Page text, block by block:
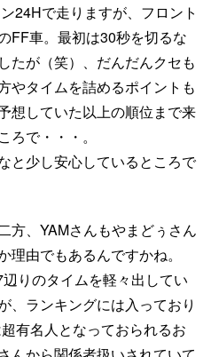
24Hで走りますが、フロント
FF車。最初は30秒を切るな
たが（笑）、だんだんクセも
やタイムを詰めるポイントも
想していた以上の順位まで来
で・・・。
と少し安心しているところで
方、YAMさんもやまどぅさん
理由でもあるんですかね。
りのタイムを軽々出してい
、ランキングには入っており
有名人となっておられるお